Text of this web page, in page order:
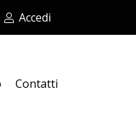
Accedi
Contatti